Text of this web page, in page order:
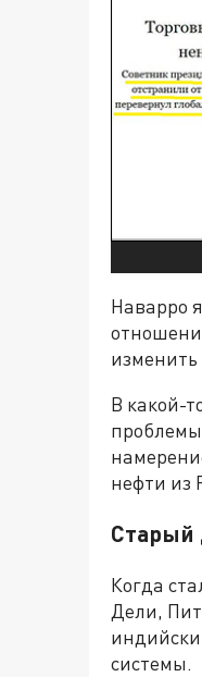
Наварро
В какой-
нефти из
Когда
Дели,
системы.